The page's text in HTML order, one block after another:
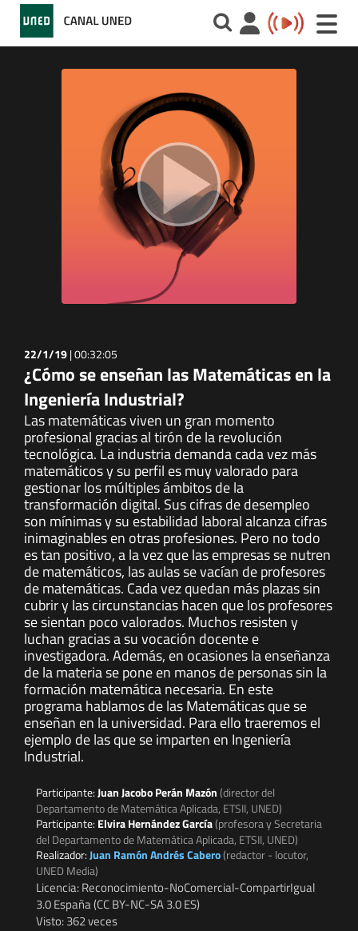
Toggle
22/1/19|00:32:05
¿Cómo se enseñan las Matemáticas en la
Ingeniería Industrial?
Las matemáticas viven un gran momento
profesional gracias al tirón de la revolución
tecnológica. La industria demanda cada vez más
matemáticos y su perfil es muy valorado para
gestionar los múltiples ámbitos de la
transformación digital. Sus cifras de desempleo
son mínimas y su estabilidad laboral alcanza cifras
inimaginables en otras profesiones. Pero no todo
es tan positivo, a la vez que las empresas se nutren
de matemáticos, las aulas se vacían de profesores
de matemáticas. Cada vez quedan más plazas sin
cubrir y las circunstancias hacen que los profesores
se sientan poco valorados. Muchos resisten y
luchan gracias a su vocación docente e
investigadora. Además, en ocasiones la enseñanza
de la materia se pone en manos de personas sin la
formación matemática necesaria. En este
programa hablamos de las Matemáticas que se
enseñan en la universidad. Para ello traeremos el
ejemplo de las que se imparten en Ingeniería
Industrial.
Participante:Juan Jacobo Perán Mazón(director del
Departamento de Matemática Aplicada, ETSII, UNED)
Participante: Elvira Hernández García(profesora y Secretaria
del Departamento de Matemática Aplicada, ETSII, UNED)
Realizador:Juan Ramón Andrés Cabero(redactor - locutor,
UNED Media)
Licencia: Reconocimiento-NoComercial-CompartirIgual
3.0 España (CC BY-NC-SA 3.0 ES)
Visto: 362 veces